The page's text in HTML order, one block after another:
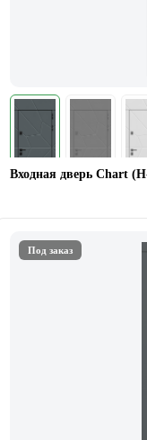
Входная дверь Chart
Под заказ